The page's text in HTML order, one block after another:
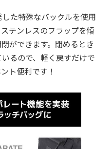
た特殊なバックルを使用
テンレスのフラップを傾
ができます。閉めるとき
るので、軽く戻すだけで
ト便利です！